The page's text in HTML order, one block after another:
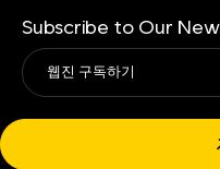
Subscribe to Our
Alternative: